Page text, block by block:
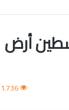
أرض
1٬736